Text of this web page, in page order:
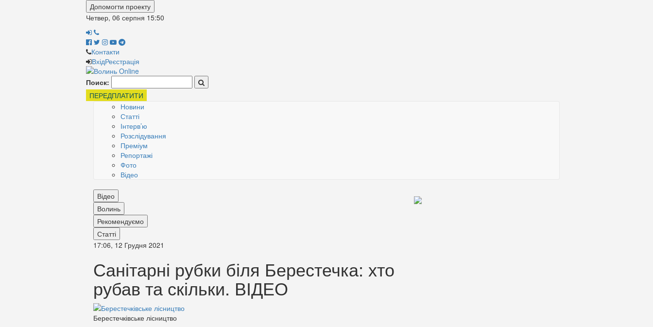
Допомогти проекту
Четвер, 06 серпня 15:50
Контакти
ВхідРеєстрація
Поиск:
ПЕРЕДПЛАТИТИ
Новини
Статті
Інтерв’ю
Розслідування
Преміум
Репортажі
Фото
Відео
Відео
Волинь
Рекомендуємо
Статті
17:06, 12 Грудня 2021
Санітарні рубки біля Берестечка: хто
рубав та скільки. ВІДЕО
Берестечківське лісництво